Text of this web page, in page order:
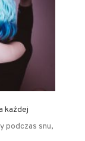
każdej
podczas snu,